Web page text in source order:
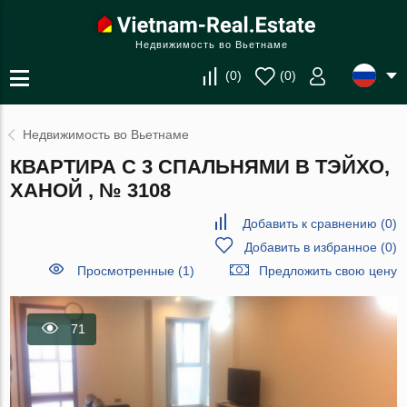
Недвижимость во Вьетнаме
(0) (0)
Недвижимость во Вьетнаме
КВАРТИРА С 3 СПАЛЬНЯМИ В ТЭЙХО,
ХАНОЙ , № 3108
Добавить к сравнению (0)
Добавить в избранное(0)
Просмотренные (1)
Предложить свою цену
71